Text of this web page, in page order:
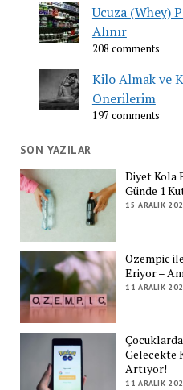
Ucuza (Whey)
Alınır
208 comments
Kilo Almak ve
Önerilerim
197 comments
SON YAZILAR
Diyet Kola
Günde 1
15 ARALIK
Ozempic
Eriyor –
11 ARALIK
Gelecekte
Artıyor!
11 ARALIK